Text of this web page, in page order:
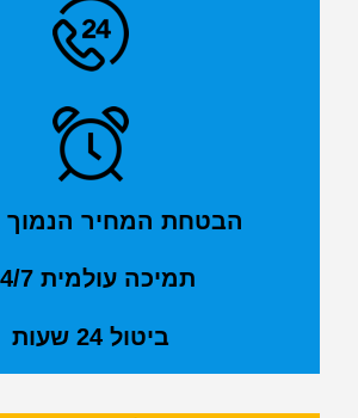
הבטחת המחיר הנמוך
תמיכה עולמית 24/7
ביטול 24 שעות